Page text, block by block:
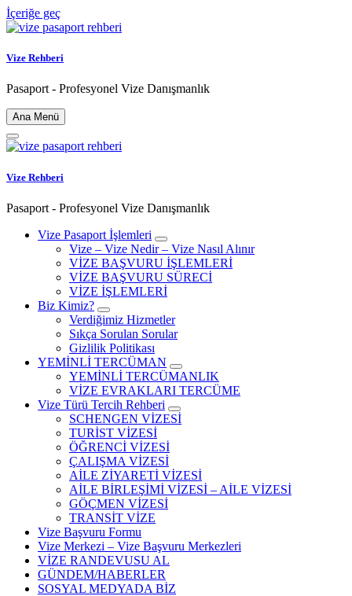
İçeriğe geç
Vize Rehberi
Pasaport - Profesyonel Vize Danışmanlık
Ana Menü
Vize Rehberi
Pasaport - Profesyonel Vize Danışmanlık
Vize Pasaport İşlemleri
Vize – Vize Nedir – Vize Nasıl Alınır
VİZE BAŞVURU İŞLEMLERİ
VİZE BAŞVURU SÜRECİ
VİZE İŞLEMLERİ
Biz Kimiz?
Verdiğimiz Hizmetler
Sıkça Sorulan Sorular
Gizlilik Politikası
YEMİNLİ TERCÜMAN
YEMİNLİ TERCÜMANLIK
VİZE EVRAKLARI TERCÜME
Vize Türü Tercih Rehberi
SCHENGEN VİZESİ
TURİST VİZESİ
ÖĞRENCİ VİZESİ
ÇALIŞMA VİZESİ
AİLE ZİYARETİ VİZESİ
AİLE BİRLEŞİMİ VİZESİ – AİLE VİZESİ
GÖÇMEN VİZESİ
TRANSİT VİZE
Vize Başvuru Formu
Vize Merkezi – Vize Başvuru Merkezleri
VİZE RANDEVUSU AL
GÜNDEM/HABERLER
SOSYAL MEDYADA BİZ